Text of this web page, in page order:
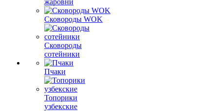
жаровни
Сковороды WOK
Сковороды
сотейники
Пчаки
Топорики
узбекские